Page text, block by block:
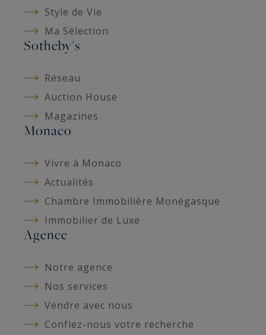
Style de Vie
Ma Sélection
Sotheby's
Réseau
Auction House
Magazines
Monaco
Vivre à Monaco
Actualités
Chambre Immobilière Monégasque
Immobilier de Luxe
Agence
Notre agence
Nos services
Vendre avec nous
Confiez-nous votre recherche